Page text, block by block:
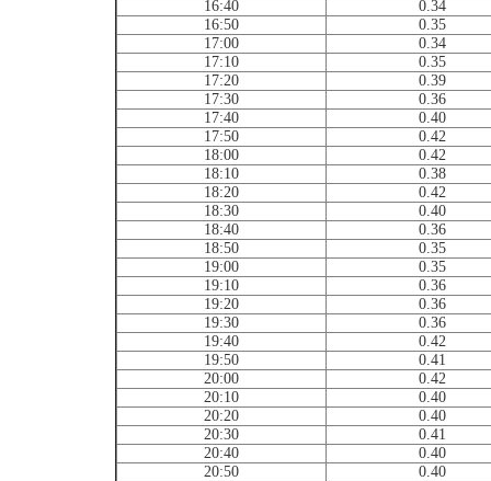
16:40
0.34
16:50
0.35
17:00
0.34
17:10
0.35
17:20
0.39
17:30
0.36
17:40
0.40
17:50
0.42
18:00
0.42
18:10
0.38
18:20
0.42
18:30
0.40
18:40
0.36
18:50
0.35
19:00
0.35
19:10
0.36
19:20
0.36
19:30
0.36
19:40
0.42
19:50
0.41
20:00
0.42
20:10
0.40
20:20
0.40
20:30
0.41
20:40
0.40
20:50
0.40